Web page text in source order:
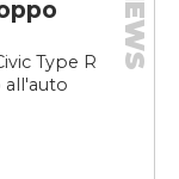
Type R
all'auto
NEWS